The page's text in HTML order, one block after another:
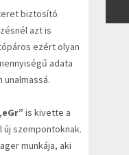
biztosító
azt is
ezért olyan
adata
is kivette a
szempontoknak.
munkája, aki